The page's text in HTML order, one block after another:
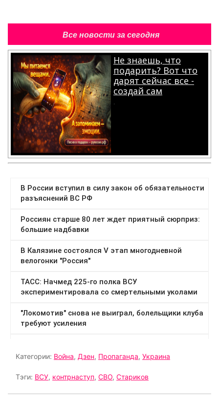
Все новости за сегодня
Не знаешь, что
подарить? Вот что
дарят сейчас все -
создай сам
.
Категории: Война, Дзен, Пропаганда, Украина
Тэги: ВСУ, контрнаступ, СВО, Стариков